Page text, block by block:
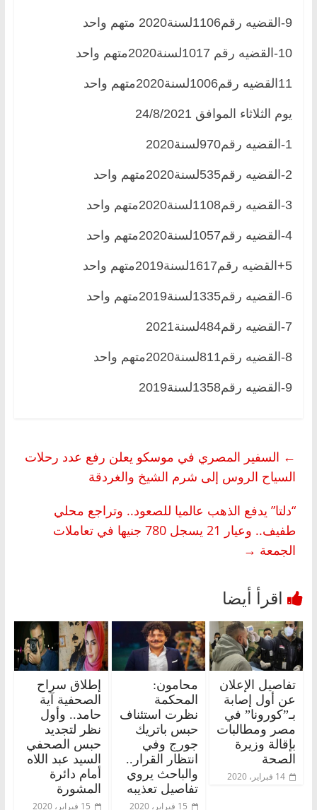
9-القضيه رقم1106لسنة2020 متهم واحد
10-القضيه رقم 1017لسنة2020متهم واحد
11القضيه رقم1006لسنة2020متهم واحد
يوم الثلاثاء الموافق 24/8/2021
1-القضيه رقم970لسنة2020
2-القضيه رقم535لسنة2020متهم واحد
3-القضيه رقم1108لسنة2020متهم واحد
4-القضيه رقم1057لسنة2020متهم واحد
5+القضيه رقم1617لسنة2019متهم واحد
6-القضيه رقم1335لسنة2019متهم واحد
7-القضيه رقم484لسنة2021
8-القضيه رقم811لسنة2020متهم واحد
9-القضيه رقم1358لسنة2019
← السفير المصري في موسكو يعلن رفع عدد رحلات
السياح الروس إلى شرم الشيخ والغردقة
“دلتا” يدفع الذهب عالميا للصعود.. وتراجع محلي
طفيف.. وعيار 21 يسجل 780 جنيها في تعاملات
الجمعة →
تفاصيل الإعلان
عن أول إصابة
بـ”كورونا” في
مصر ومطالبات
بإقالة وزيرة
الصحة
14 فبراير، 2020
محامون:
المحكمة
نظرت استئناف
حبس باتريك
جورج وفي
انتظار القرار..
والباحث يروي
تفاصيل تعذيبه
15 فبراير، 2020
إطلاق سراح
الصحفية آية
حامد.. وأول
نظر لتجديد
حبس الصحفي
السيد عبد اللاه
أمام دائرة
المشورة
15 فبراير، 2020